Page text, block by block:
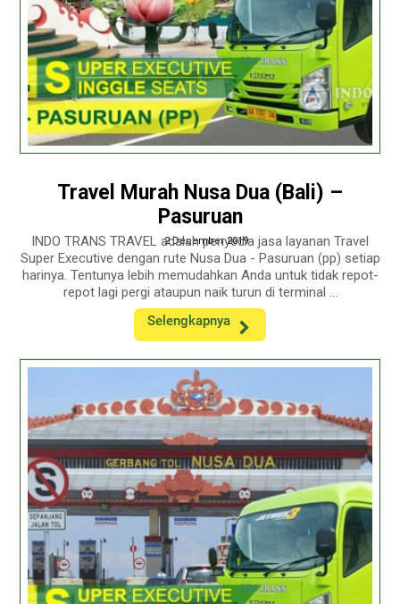
Travel Murah Nusa Dua (Bali) –
Pasuruan
2 December 2019
INDO TRANS TRAVEL adalah penyedia jasa layanan Travel
Super Executive dengan rute Nusa Dua - Pasuruan (pp) setiap
harinya. Tentunya lebih memudahkan Anda untuk tidak repot-
repot lagi pergi ataupun naik turun di terminal ...
Selengkapnya